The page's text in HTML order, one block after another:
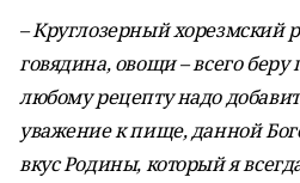
– Круглозерный хорезмский
говядина, овощи – всего
любому рецепту надо
уважение к пище, данной
вкус Родины, который я